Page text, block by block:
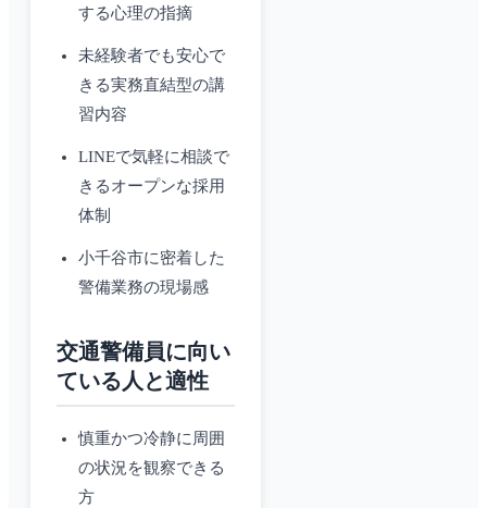
する心理の指摘
未経験者でも安心で
きる実務直結型の講
習内容
LINEで気軽に相談で
きるオープンな採用
体制
小千谷市に密着した
警備業務の現場感
交通警備員に向い
ている人と適性
慎重かつ冷静に周囲
の状況を観察できる
方